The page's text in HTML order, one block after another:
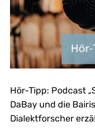
Hör-Tipp: Podcast
DaBay und die
Dialektforscher